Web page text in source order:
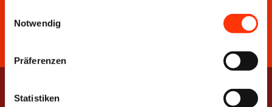
Notwendig
Präferenzen
Statistiken
Leistungen